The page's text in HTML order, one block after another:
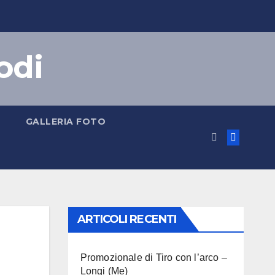
GALLERIA FOTO
ARTICOLI RECENTI
Promozionale di Tiro con l’arco –
Longi (Me)